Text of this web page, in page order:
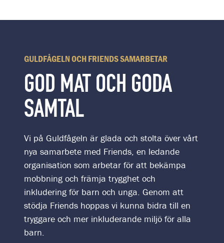
GULDFÅGELN OCH FRIENDS SAMARBETAR
GOD MAT OCH GODA
SAMTAL
Vi på Guldfågeln är glada och stolta över vårt
nya samarbete med Friends, en ledande
organisation som arbetar för att bekämpa
mobbning och främja trygghet och
inkludering för barn och unga. Genom att
stödja Friends hoppas vi kunna bidra till en
tryggare och mer inkluderande miljö för alla
barn.